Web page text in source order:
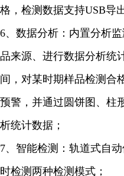
格，检测数据支持USB导
6、数据分析：内置分析
品来源、进行数据分析统
间，对某时期样品检测合
预警，并通过圆饼图、柱
析统计数据；
7、智能检测：轨道式自
时检测两种检测模式；